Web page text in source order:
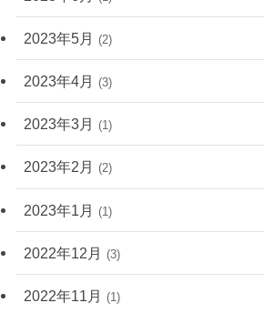
2023年5月 (2)
2023年4月 (3)
2023年3月 (1)
2023年2月 (2)
2023年1月 (1)
2022年12月 (3)
2022年11月 (1)